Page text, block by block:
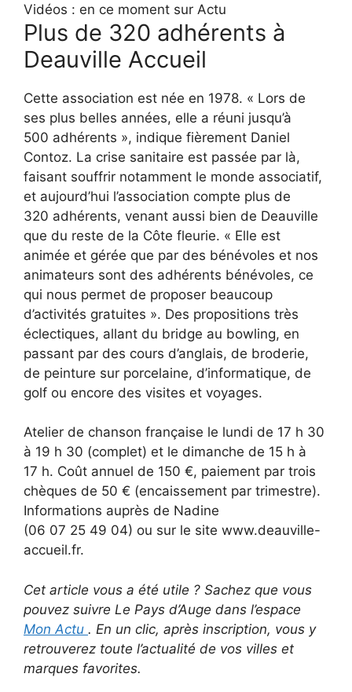
Vidéos : en ce moment sur Actu
Plus de 320 adhérents à
Deauville Accueil
Cette association est née en 1978. « Lors de
ses plus belles années, elle a réuni jusqu’à
500 adhérents », indique fièrement Daniel
Contoz. La crise sanitaire est passée par là,
faisant souffrir notamment le monde associatif,
et aujourd’hui l’association compte plus de
320 adhérents, venant aussi bien de Deauville
que du reste de la Côte fleurie. « Elle est
animée et gérée que par des bénévoles et nos
animateurs sont des adhérents bénévoles, ce
qui nous permet de proposer beaucoup
d’activités gratuites ». Des propositions très
éclectiques, allant du bridge au bowling, en
passant par des cours d’anglais, de broderie,
de peinture sur porcelaine, d’informatique, de
golf ou encore des visites et voyages.
Atelier de chanson française le lundi de 17 h 30
à 19 h 30 (complet) et le dimanche de 15 h à
17 h. Coût annuel de 150 €, paiement par trois
chèques de 50 € (encaissement par trimestre).
Informations auprès de Nadine
(06 07 25 49 04) ou sur le site www.deauville-
accueil.fr.
Cet article vous a été utile ? Sachez que vous
pouvez suivre Le Pays d’Auge dans l’espace
Mon Actu . En un clic, après inscription, vous y
retrouverez toute l’actualité de vos villes et
marques favorites.